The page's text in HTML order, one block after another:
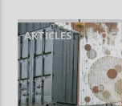
ARTICLES BLOG
LIVE REPORTS